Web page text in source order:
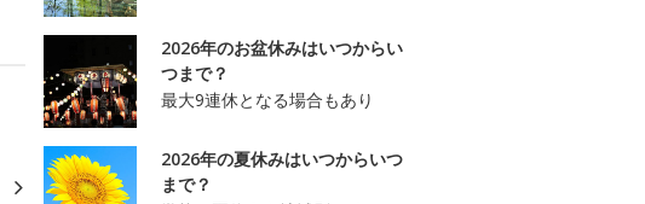
2026年のお盆休みはいつからい
つまで？
最大9連休となる場合もあり
2026年の夏休みはいつからいつ
まで？